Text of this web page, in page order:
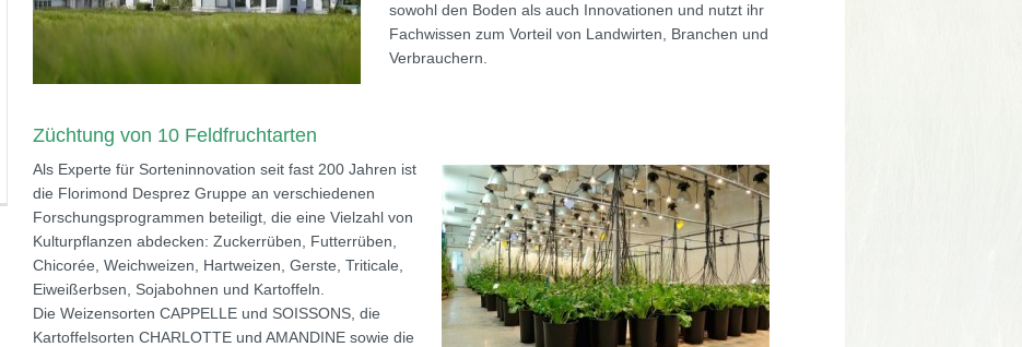
sowohl den Boden als auch Innovationen und nutzt ihr
Fachwissen zum Vorteil von Landwirten, Branchen und
Verbrauchern.
Züchtung von 10 Feldfruchtarten
Als Experte für Sorteninnovation seit fast 200 Jahren ist
die Florimond Desprez Gruppe an verschiedenen
Forschungsprogrammen beteiligt, die eine Vielzahl von
Kulturpflanzen abdecken: Zuckerrüben, Futterrüben,
Chicorée, Weichweizen, Hartweizen, Gerste, Triticale,
Eiweißerbsen, Sojabohnen und Kartoffeln.
Die Weizensorten CAPPELLE und SOISSONS, die
Kartoffelsorten CHARLOTTE und AMANDINE sowie die